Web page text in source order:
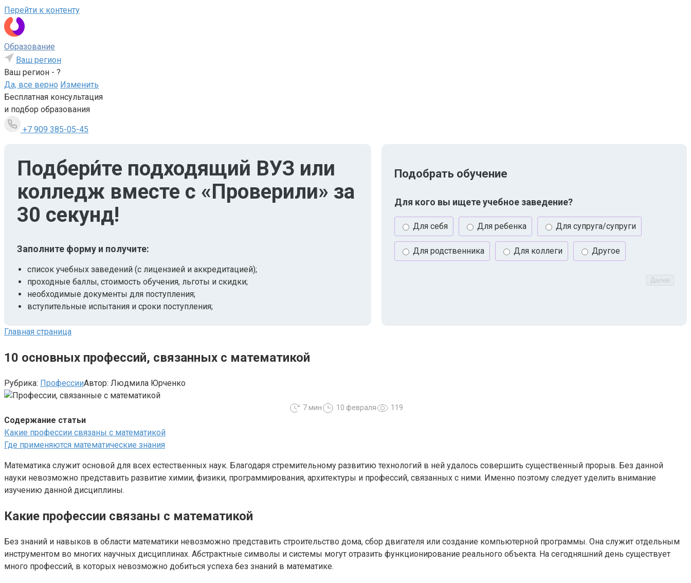
Перейти к контенту
Образование
Ваш регион
Ваш регион - ?
Да, все верно Изменить
Бесплатная консультация
и подбор образования
+7 909 385-05-45
Подбери́те подходящий ВУЗ или
колледж вместе с «Проверили» за
30 секунд!
Заполните форму и получите:
список учебных заведений (с лицензией и аккредитацией);
проходные баллы, стоимость обучения, льготы и скидки;
необходимые документы для поступления;
вступительные испытания и сроки поступления;
Подобрать обучение
Для кого вы ищете учебное заведение?
Для себя Для ребенка Для супруга/супруги
Для родственника Для коллеги Другое
Далее
Главная страница
10 основных профессий, связанных с математикой
Рубрика: ПрофессииАвтор: Людмила Юрченко
7 мин 10 февраля 119
Содержание статьи
Какие профессии связаны с математикой
Где применяются математические знания
Математика служит основой для всех естественных наук. Благодаря стремительному развитию технологий в ней удалось совершить существенный прорыв. Без данной
науки невозможно представить развитие химии, физики, программирования, архитектуры и профессий, связанных с ними. Именно поэтому следует уделить внимание
изучению данной дисциплины.
Какие профессии связаны с математикой
Без знаний и навыков в области математики невозможно представить строительство дома, сбор двигателя или создание компьютерной программы. Она служит отдельным
инструментом во многих научных дисциплинах. Абстрактные символы и системы могут отразить функционирование реального объекта. На сегодняшний день существует
много профессий, в которых невозможно добиться успеха без знаний в математике.